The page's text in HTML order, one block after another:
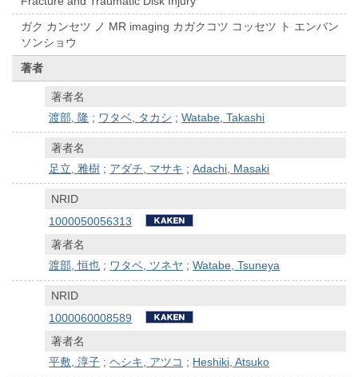
ガク カンセツ ノ MR imaging カガクコツ コッセツ ト エンバン
ソンショウ
著者
著者名
渡部, 隆 ; ワタベ, タカシ ;Watabe, Takashi
著者名
足立, 雅樹 ; アダチ, マサキ ;Adachi, Masaki
NRID
1000050056313
著者名
渡部, 恒也 ; ワタベ, ツネヤ ;Watabe, Tsuneya
NRID
1000060008589
著者名
平敷, 淳子 ;ヘシキ, アツコ ; Heshiki, Atsuko